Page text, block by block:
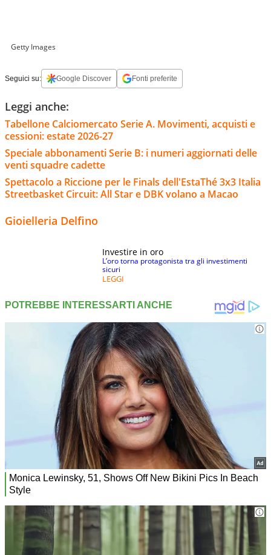
Getty Images
Seguici su: Google Discover Fonti preferite
Leggi anche:
Tabellone Calciomercato Serie A. Movimenti, acquisti e
cessioni: estate 2026-27
Speciale abbonamenti Serie B: i numeri aggiornati delle
venti squadre cadette
Spettacolo a Riccione per le Finals dell'EstaThé 3x3 Italia
Streetbasket Circuit: All Star e DBK volano a Macao
Gioielleria Delfino
Investire in oro
L’oro torna protagonista tra gli investimenti
sicuri
LEGGI